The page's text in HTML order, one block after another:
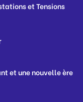
et Tensions
et une nouvelle ère